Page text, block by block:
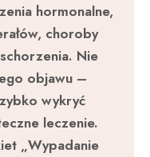
hormonalne,
choroby
Nie
objawu –
wykryć
leczenie.
„Wypadanie